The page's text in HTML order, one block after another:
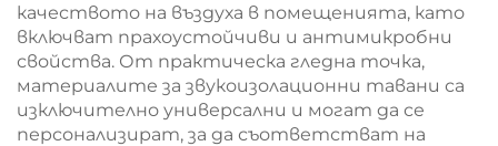
качеството на въздуха в помещенията, като
включват прахоустойчиви и антимикробни
свойства. От практическа гледна точка,
материалите за звукоизолационни тавани са
изключително универсални и могат да се
персонализират, за да съответстват на